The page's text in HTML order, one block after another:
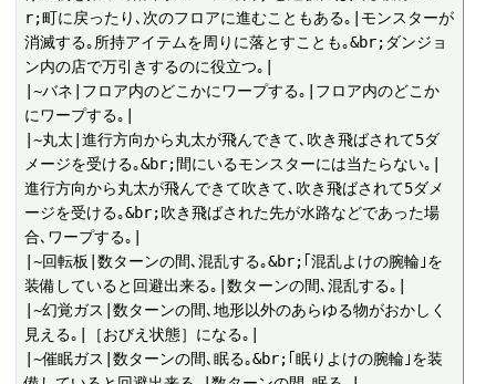
r;町に戻ったり､次のフロアに進むこともある｡|モンスターが
消滅する｡所持アイテムを周りに落とすことも｡&br;ダンジョ
ン内の店で万引きするのに役立つ｡|
|~バネ|フロア内のどこかにワープする｡|フロア内のどこか
にワープする｡|
|~丸太|進行方向から丸太が飛んできて､吹き飛ばされて5ダ
メージを受ける｡&br;間にいるモンスターには当たらない｡|
進行方向から丸太が飛んできて吹きて､吹き飛ばされて5ダメ
ージを受ける｡&br;吹き飛ばされた先が水路などであった場
合､ワープする｡|
|~回転板|数ターンの間､混乱する｡&br;｢混乱よけの腕輪｣を
装備していると回避出来る｡|数ターンの間､混乱する｡|
|~幻覚ガス|数ターンの間､地形以外のあらゆる物がおかしく
見える｡|［おびえ状態］になる｡|
|~催眠ガス|数ターンの間､眠る｡&br;｢眠りよけの腕輪｣を装